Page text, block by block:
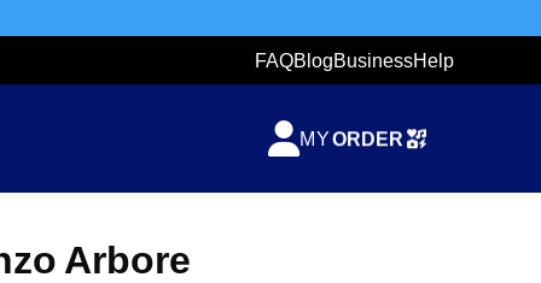
FAQBlogBusinessHelp
MY
TICKETZETA
SHARING
Arbore